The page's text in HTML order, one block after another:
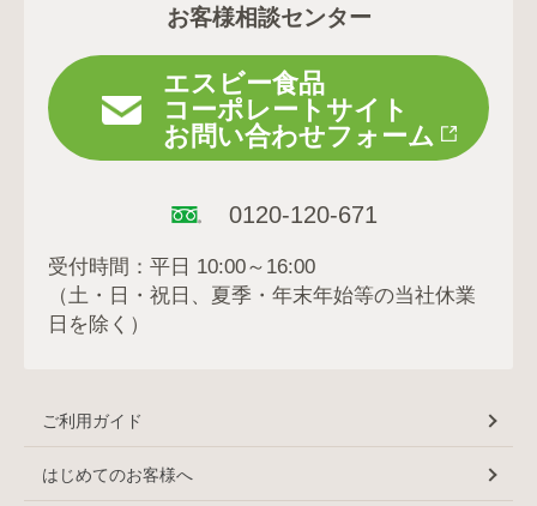
お客様相談センター
エスビー食品
コーポレートサイト
お問い合わせフォーム
0120-120-671
受付時間：平日 10:00～16:00
（土・日・祝日、夏季・年末年始等の当社休業
日を除く）
ご利用ガイド
はじめてのお客様へ